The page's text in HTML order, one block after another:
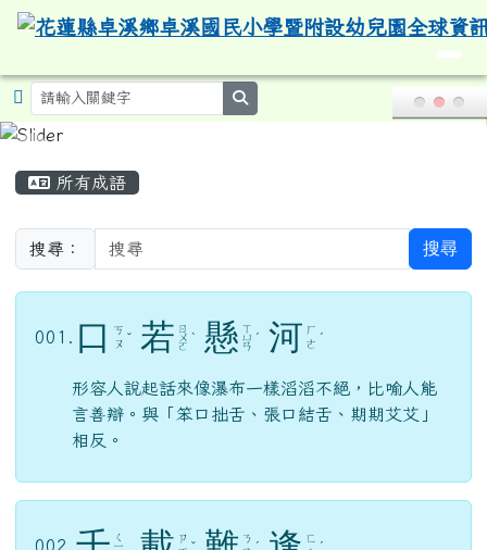
跳至主內容區
花蓮縣卓溪鄉卓溪國民小學暨附設
導覽列
001.口ㄎ
ㄡ ˇ 若 ㄖ
ㄨ
ㄛ
ˋ 懸ㄒ
ㄩˊ 河ㄏ
ㄜˊ
形容人說起話來像瀑布一樣滔滔不絕，比喻人能